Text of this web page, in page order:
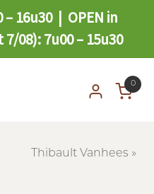
16u30 | OPEN in
08): 7u00 – 15u30
0
Thibault Vanhees »